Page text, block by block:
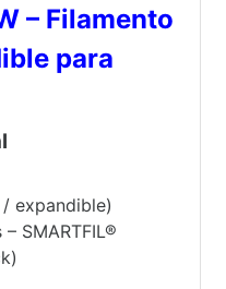
– Filamento
para
expandible)
SMARTFIL®